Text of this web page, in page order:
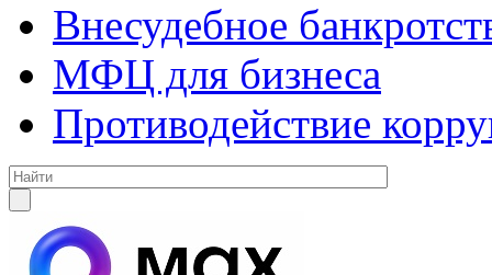
Внесудебное
МФЦ для бизнеса
Противодействие